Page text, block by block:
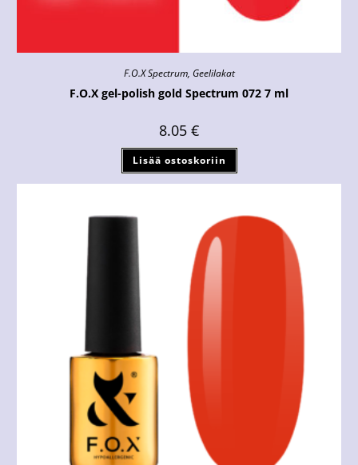
F.O.X Spectrum, Geelilakat
F.O.X gel-polish gold Spectrum 072 7 ml
8.05 €
Lisää ostoskoriin